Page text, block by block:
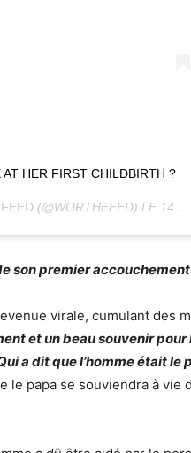
HER FIRST CHILDBIRTH ?
(@WORTHFEED) LE 14 JANV. 2020 À 4 :18 PST
son premier
virale, cumulant des
et un beau souvenir pour
a dit que l’homme était le
papa se souviendra à vie